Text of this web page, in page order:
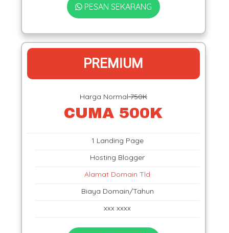
PESAN SEKARANG
PREMIUM
Harga Normal750K
CUMA 500K
1 Landing Page
Hosting Blogger
Alamat Domain Tld
Biaya Domain/Tahun
xxx xxxx